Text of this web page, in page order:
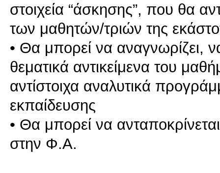
στοιχεία “άσκησης”, που θα
των μαθητών/τριών της
• Θα μπορεί να αναγνωρίζει,
θεματικά αντικείμενα του
αντίστοιχα αναλυτικά
εκπαίδευσης
• Θα μπορεί να
στην Φ.Α.